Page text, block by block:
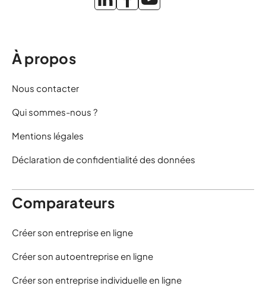
À propos
Nous contacter
Qui sommes-nous ?
Mentions légales
Déclaration de confidentialité des données
Comparateurs
Créer son entreprise en ligne
Créer son autoentreprise en ligne
Créer son entreprise individuelle en ligne